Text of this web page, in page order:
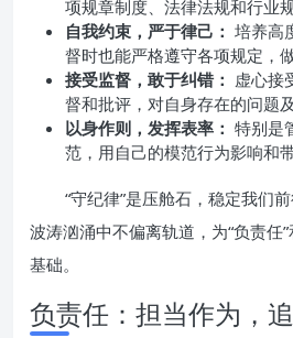
项规章制度、法律法规和行业规
自我约束，严于律己： 培养高
督时也能严格遵守各项规定，
接受监督，敢于纠错： 虚心接
督和批评，对自身存在的问题及
以身作则，发挥表率： 特别是
范，用自己的模范行为影响和
“守纪律”是压舱石，稳定我们
波涛汹涌中不偏离轨道，为“负责任
基础。
负责任：担当作为，